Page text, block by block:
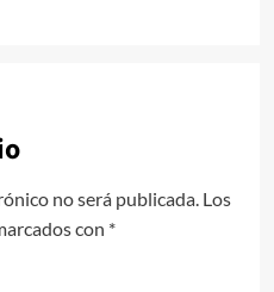
no será publicada. Los
con *